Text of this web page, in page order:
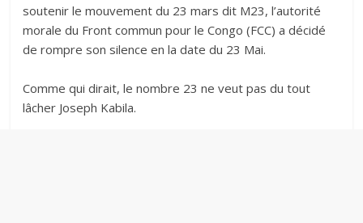
soutenir le mouvement du 23 mars dit M23, l’autorité
morale du Front commun pour le Congo (FCC) a décidé
de rompre son silence en la date du 23 Mai.
‎Comme qui dirait, le nombre 23 ne veut pas du tout
lâcher Joseph Kabila.